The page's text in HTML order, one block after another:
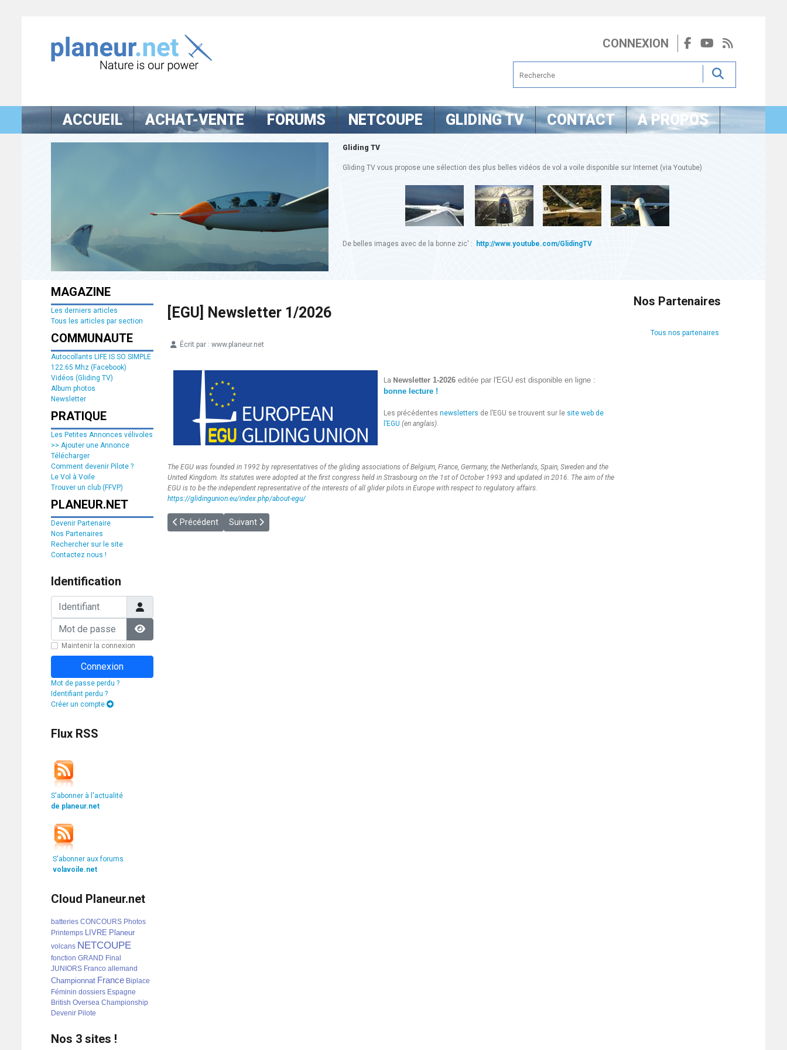
CONNEXION
ACCUEIL ACHAT-VENTE FORUMS NETCOUPE GLIDING TV CONTACT A PROPOS
Gliding TV
Gliding TV vous propose une sélection des plus belles vidéos de vol a voile disponible sur Internet (via Youtube)
De belles images avec de la bonne zic' : http://www.youtube.com/GlidingTV
MAGAZINE
Les derniers articles
Tous les articles par section
COMMUNAUTE
Autocollants LIFE IS SO SIMPLE
122.65 Mhz (Facebook)
Vidéos (Gliding TV)
Album photos
Newsletter
PRATIQUE
Les Petites Annonces vélivoles
>> Ajouter une Annonce
Télécharger
Comment devenir Pilote ?
Le Vol à Voile
Trouver un club (FFVP)
PLANEUR.NET
Devenir Partenaire
Nos Partenaires
Rechercher sur le site
Contactez nous !
Identification
Identifiant
Mot de passe
Afficher le mot de passe
Maintenir la connexion
Connexion
Mot de passe perdu ?
Identifiant perdu ?
Créer un compte
Flux RSS
S'abonner à l'actualité
de planeur.net
S'abonner aux forums
volavoile.net
Cloud Planeur.net
batteries CONCOURS Photos
Printemps LIVRE Planeur
volcans NETCOUPE
fonction GRAND Final
JUNIORS Franco allemand
Championnat France Biplace
Féminin dossiers Espagne
British Oversea Championship
Devenir Pilote
Nos 3 sites !
[EGU] Newsletter 1/2026
Écrit par : www.planeur.net
La Newsletter 1-2026 editée par l'EGU est disponible en ligne :
bonne lecture !
Les précédentes newsletters de l’EGU se trouvent sur le site web de
l’EGU (en anglais)
The EGU was founded in 1992 by representatives of the gliding associations of Belgium, France, Germany, the Netherlands, Spain, Sweden and the
United Kingdom. Its statutes were adopted at the first congress held in Strasbourg on the 1st of October 1993 and updated in 2016. The aim of the
EGU is to be the independent representative of the interests of all glider pilots in Europe with respect to regulatory affairs.
https://glidingunion.eu/index.php/about-egu/
Article précédent : [EGU] 33rd EGU Congress 2026
Précédent Article suivant : [!] Menaces à Montluçon-Guéret
Suivant
Nos Partenaires
Tous nos partenaires